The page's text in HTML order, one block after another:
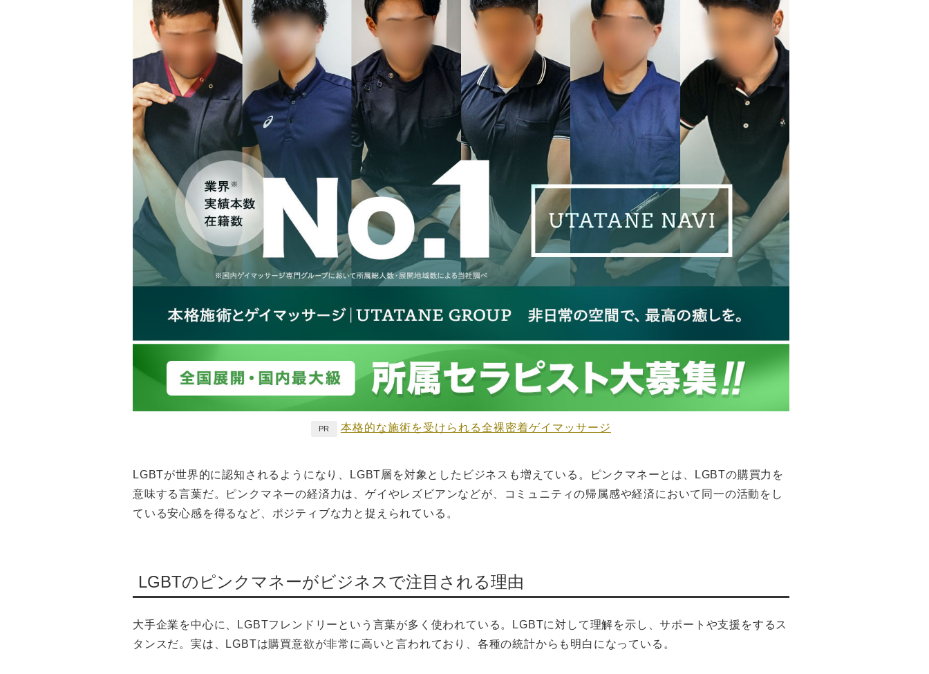
PR 本格的な施術を受けられる全裸密着ゲイマッサージ
LGBTが世界的に認知されるようになり、LGBT層を対象としたビジネスも増えている。ピンクマネーとは、LGBTの購買力を
意味する言葉だ。ピンクマネーの経済力は、ゲイやレズビアンなどが、コミュニティの帰属感や経済において同一の活動をし
ている安心感を得るなど、ポジティブな力と捉えられている。
LGBTのピンクマネーがビジネスで注目される理由
大手企業を中心に、LGBTフレンドリーという言葉が多く使われている。LGBTに対して理解を示し、サポートや支援をするス
タンスだ。実は、LGBTは購買意欲が非常に高いと言われており、各種の統計からも明白になっている。